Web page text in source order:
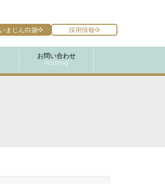
お問い合わせ
INQUIRY
まじん白揚 採用情報